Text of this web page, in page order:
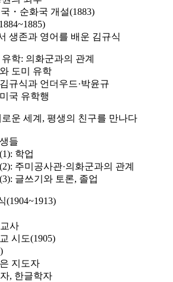
・순화국 개설(1883)
생존과 영어를 배운 김규식
학: 의화군과의 관계
도미 유학
규식과 언더우드·박윤규
국 유학행
운 세계, 평생의 친구를 만나다
들
학업
주미공사관·의화군과의 관계
글쓰기와 토론, 졸업
(1904~1913)
사
시도(1905)
지도자
, 한글학자